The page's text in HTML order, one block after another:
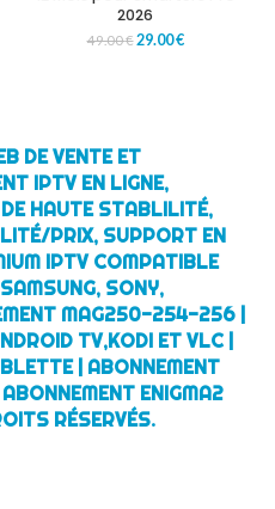
2026
49.00€29.00€
DE VENTE ET
IPTV EN LIGNE,
HAUTE STABLILITÉ,
PRIX, SUPPORT EN
IPTV COMPATIBLE
SONY,
MAG250-254-256 |
TV,KODI ET VLC |
| ABONNEMENT
ENIGMA2
RÉSERVÉS.